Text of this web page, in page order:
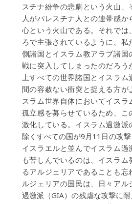
スチナ紛争の悲劇という火山、
人がパレスチナ人との連帯感
心という火山である。それでは
ろで主張されているように、私
側諸国とイスラム教アラブ諸国
戦に突入してしまったのだろう
上すべての世界諸国とイスラム
間の容赦ない衝突と捉える方が
スラム世界自体においてイスラ
孤立感を募らせているため、こ
激化している。イスラム過激派
除くすべての国が9月11日の攻撃
イスラエルと並んでイスラム過
も苦しんでいるのは、イスラム
るアルジェリアであることも忘
ルジェリアの国民は、日々アル
過激派（GIA）の残虐な攻撃に